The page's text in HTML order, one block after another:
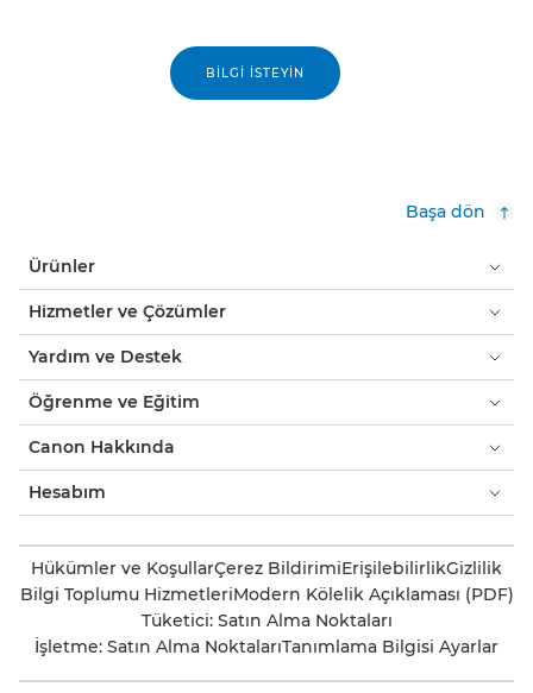
BILGI İSTEYIN
Başa dön
Ürünler
Hizmetler ve Çözümler
Yardım ve Destek
Öğrenme ve Eğitim
Canon Hakkında
Hesabım
Hükümler ve KoşullarÇerez BildirimiErişilebilirlikGizlilik
Bilgi Toplumu HizmetleriModern Kölelik Açıklaması (PDF)
Tüketici: Satın Alma Noktaları
İşletme: Satın Alma NoktalarıTanımlama Bilgisi Ayarlar